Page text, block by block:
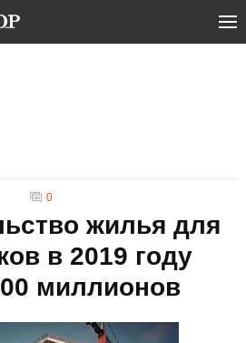
0
жилья для
в 2019 году
миллионов